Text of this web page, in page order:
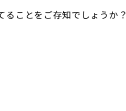
ことをご存知でしょうか？